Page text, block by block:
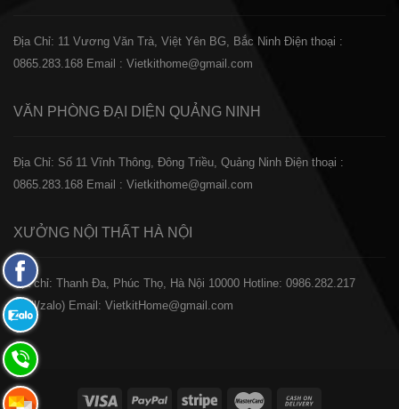
Địa Chỉ: 11 Vương Văn Trà, Việt Yên BG, Bắc Ninh Điện thoại :
0865.283.168 Email : Vietkithome@gmail.com
VĂN PHÒNG ĐẠI DIỆN QUẢNG NINH
Địa Chỉ: Số 11 Vĩnh Thông, Đông Triều, Quảng Ninh Điện thoại :
0865.283.168 Email : Vietkithome@gmail.com
XƯỞNG NỘI THẤT HÀ NỘI
️Địa chỉ: Thanh Đa, Phúc Thọ, Hà Nội 10000 Hotline: 0986.282.217
(Call/zalo) Email: VietkitHome@gmail.com
Fanpage
Facebook
Zalo:
0865.283.168
Hotline:
0865.283.168
Hotline: